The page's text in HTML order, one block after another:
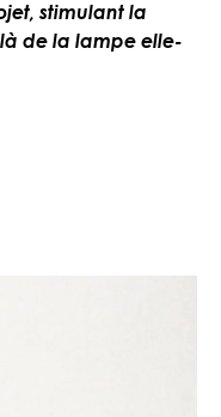
stimulant la
de la lampe elle-